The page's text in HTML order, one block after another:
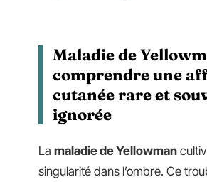
Maladie de
comprendre une
cutanée rare et
ignorée
La maladie de Yellowman
singularité dans l’ombre. Ce